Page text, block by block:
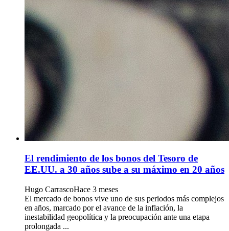
El rendimiento de los bonos del Tesoro de
EE.UU. a 30 años sube a su máximo en 20 años
Hugo CarrascoHace 3 meses
El mercado de bonos vive uno de sus periodos más complejos
en años, marcado por el avance de la inflación, la
inestabilidad geopolítica y la preocupación ante una etapa
prolongada ...